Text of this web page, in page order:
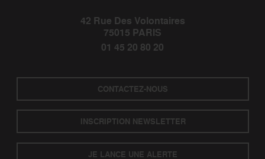
42 Rue Des Volontaires
75015 PARIS
01 45 20 80 20
CONTACTEZ-NOUS
INSCRIPTION NEWSLETTER
JE LANCE UNE ALERTE